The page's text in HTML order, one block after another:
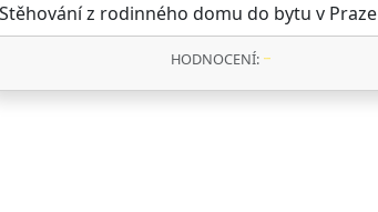
Stěhování z rodinného domu do bytu v Praze
HODNOCENÍ: